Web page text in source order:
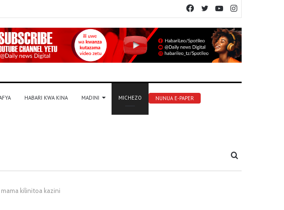
YouTube
Twitter
Facebook
HABARI KWA KINA MADINI MICHEZO NUNUA E-PAPER
Tafuta
mama kilinitoa kazini